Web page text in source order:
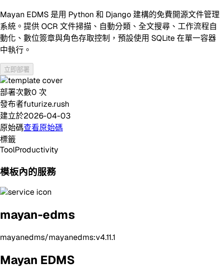
Mayan EDMS 是用 Python 和 Django 建構的免費開源文件管理
系統。提供 OCR 文件掃描、自動分類、全文搜尋、工作流程自
動化、數位簽章與角色存取控制，預設使用 SQLite 在單一容器
中執行。
立即部署
部署次數0 次
發布者futurize.rush
建立於2026-04-03
原始碼查看原始碼
標籤
ToolProductivity
模板內的服務
mayan-edms
mayanedms/mayanedms:v4.11.1
Mayan EDMS